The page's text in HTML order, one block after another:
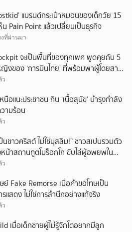
แบรนด์กระเป๋าหมอนของเด็กวัย 15
น Pain Point แล้วเปลี่ยนเป็นธุรกิจ
ที่ผ่านมา
จะเป็นพื้นที่ของทุกเพศ พูดคุยกับ 5
งของ ‘การบินไทย’ ที่พร้อมพาผู้โดยสาร
ก
ว
นือแนะประชาชน กิน ‘เนื้อสุนัข’ บำรุงกำลัง
ามร้อน
ว
นชาวคริสต์ ไม่ใช่มุสลิม!” ชาวสเปนรวมตัว
หน้าสถานทูตโมร็อกโก ขับไล่ผู้อพยพใน
ตาออกนอกประเทศ
ว
Fake Remorse เมื่อคำขอโทษเป็น
แสดง ไม่ใช่การสำนึกอย่างแท้จริง
ว
เมื่อเด็กชายผู้ไม่รู้จักโตอยากมีลูก